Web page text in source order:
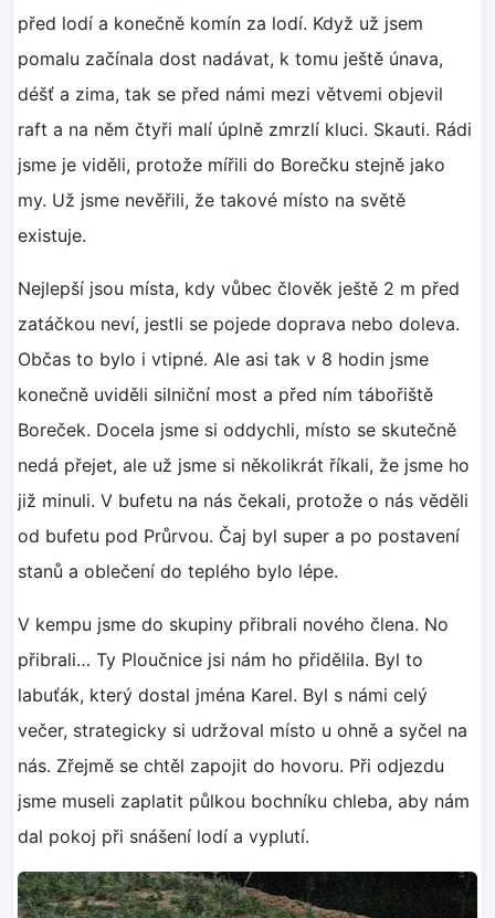
před lodí a konečně komín za lodí. Když už jsem
pomalu začínala dost nadávat, k tomu ještě únava,
déšť a zima, tak se před námi mezi větvemi objevil
raft a na něm čtyři malí úplně zmrzlí kluci. Skauti. Rádi
jsme je viděli, protože mířili do Borečku stejně jako
my. Už jsme nevěřili, že takové místo na světě
existuje.
Nejlepší jsou místa, kdy vůbec člověk ještě 2 m před
zatáčkou neví, jestli se pojede doprava nebo doleva.
Občas to bylo i vtipné. Ale asi tak v 8 hodin jsme
konečně uviděli silniční most a před ním tábořiště
Boreček. Docela jsme si oddychli, místo se skutečně
nedá přejet, ale už jsme si několikrát říkali, že jsme ho
již minuli. V bufetu na nás čekali, protože o nás věděli
od bufetu pod Průrvou. Čaj byl super a po postavení
stanů a oblečení do teplého bylo lépe.
V kempu jsme do skupiny přibrali nového člena. No
přibrali… Ty Ploučnice jsi nám ho přidělila. Byl to
labuťák, který dostal jména Karel. Byl s námi celý
večer, strategicky si udržoval místo u ohně a syčel na
nás. Zřejmě se chtěl zapojit do hovoru. Při odjezdu
jsme museli zaplatit půlkou bochníku chleba, aby nám
dal pokoj při snášení lodí a vyplutí.